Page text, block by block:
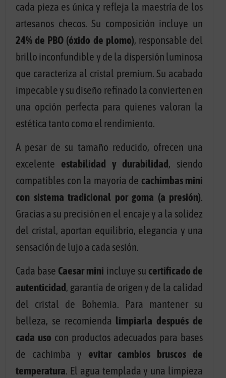
cada pieza es única y refleja la maestría de los
artesanos checos. Su composición incluye un
24% de PBO (óxido de plomo), responsable del
brillo inconfundible y de la dispersión luminosa
que caracteriza al cristal premium. Su acabado
impecable y su diseño refinado la convierten en
una opción perfecta para quienes valoran la
estética tanto como el rendimiento.
A pesar de su tamaño reducido, ofrecen una
excelente estabilidad y durabilidad , siendo
compatibles con la mayoría de cachimbas mini
con sistema tradicional por goma (a presión).
Gracias a su precisión en el encaje y a la solidez
del cristal, aportan equilibrio, elegancia y una
sensación de lujo a cada sesión.
Cada base Caesar mini incluye su certificado de
autenticidad , garantía de origen y de la calidad
del cristal de Bohemia. Para mantener su
belleza, se recomienda limpiarla después de
cada uso con productos adecuados para bases
de cachimba y evitar cambios bruscos de
temperatura. El agua templada y una limpieza